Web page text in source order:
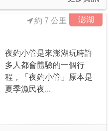
澎湖
約 7 公里
夜釣小管是來澎湖玩時許
多人都會體驗的一個行
程，「夜釣小管」原本是
夏季漁民夜...